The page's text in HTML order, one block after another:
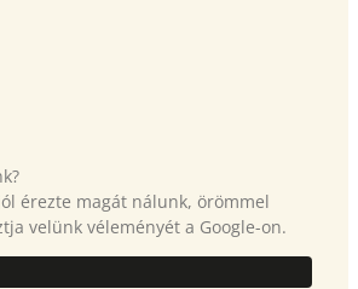
érezte magát nálunk, örömmel
velünk véleményét a Google-on.